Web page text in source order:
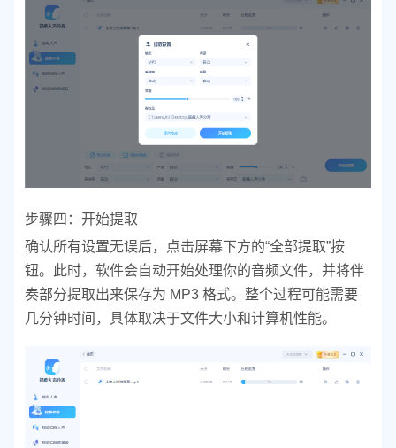
步骤四：开始提取
确认所有设置无误后，点击屏幕下方的“全部提取”按
钮。此时，软件会自动开始处理你的音频文件，并将伴
奏部分提取出来保存为 MP3 格式。整个过程可能需要
几分钟时间，具体取决于文件大小和计算机性能。